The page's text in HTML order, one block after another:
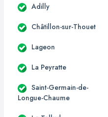
Adilly
Châtillon-sur-Thouet
Lageon
La Peyratte
Saint-Germain-de-
Longue-Chaume